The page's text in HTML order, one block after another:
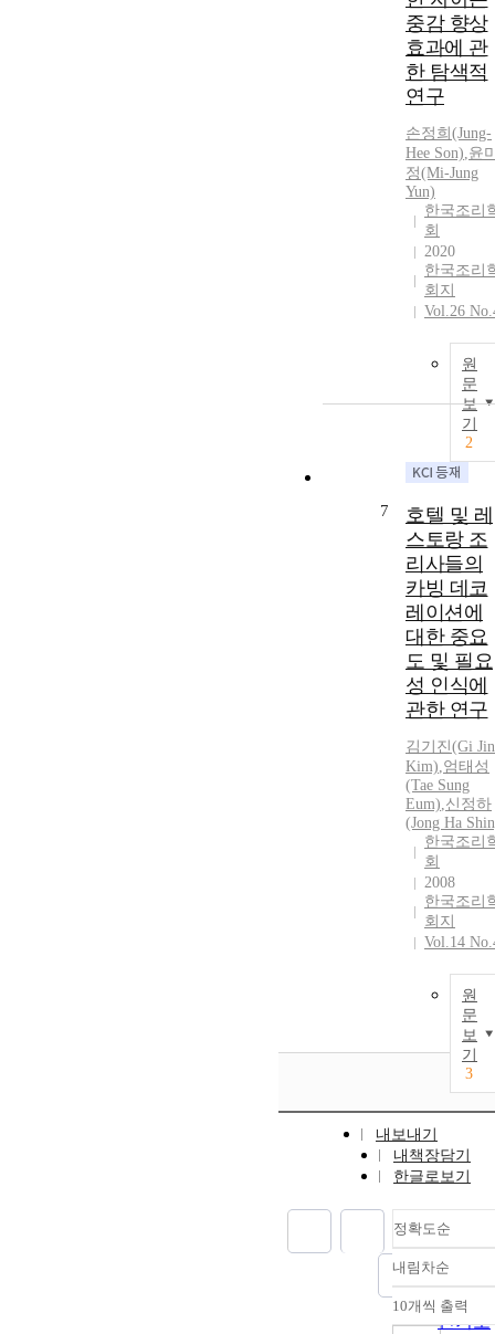
중감 향상
효과에 관
한 탐색적
연구
손정희(Jung-
Hee Son),윤
정(Mi-Jung
Yun)
한국조리
회
2020
한국조리
회지
Vol.26
원
문
보
기
2
7
호텔 및 레
스토랑 조
리사들의
카빙 데코
레이션에
대한 중요
도 및 필요
성 인식에
관한 연구
김기진(Gi Jin
Kim),엄태성
(Tae Sung
Eum),신정하
(Jong Ha
한국조리
회
2008
한국조리
회지
Vol.14
원
문
보
기
3
내보내기
내책장담기
한글로보기
정확도순
정확도
순
인기도
내림차순
내림차
10개씩 출력